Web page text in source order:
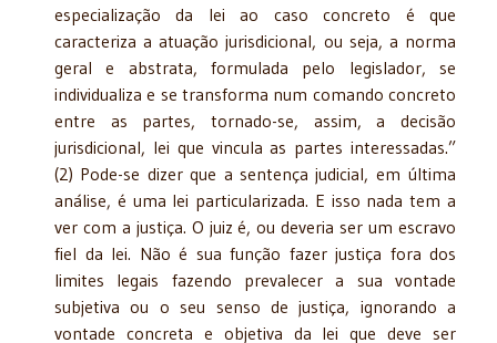
especialização da lei ao caso concreto é que
caracteriza a atuação jurisdicional, ou seja, a norma
geral e abstrata, formulada pelo legislador, se
individualiza e se transforma num comando concreto
entre as partes, tornado-se, assim, a decisão
jurisdicional, lei que vincula as partes interessadas.”
(2) Pode-se dizer que a sentença judicial, em última
análise, é uma lei particularizada. E isso nada tem a
ver com a justiça. O juiz é, ou deveria ser um escravo
fiel da lei. Não é sua função fazer justiça fora dos
limites legais fazendo prevalecer a sua vontade
subjetiva ou o seu senso de justiça, ignorando a
vontade concreta e objetiva da lei que deve ser